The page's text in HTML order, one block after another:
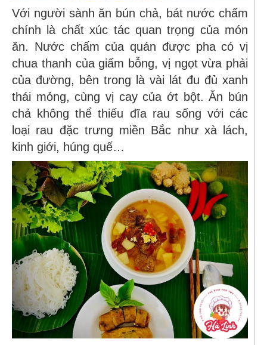
Với người sành ăn bún chả, bát nước chấm
chính là chất xúc tác quan trọng của món
ăn. Nước chấm của quán được pha có vị
chua thanh của giấm bỗng, vị ngọt vừa phải
của đường, bên trong là vài lát đu đủ xanh
thái mỏng, cùng vị cay của ớt bột. Ăn bún
chả không thể thiếu đĩa rau sống với các
loại rau đặc trưng miền Bắc như xà lách,
kinh giới, húng quế…